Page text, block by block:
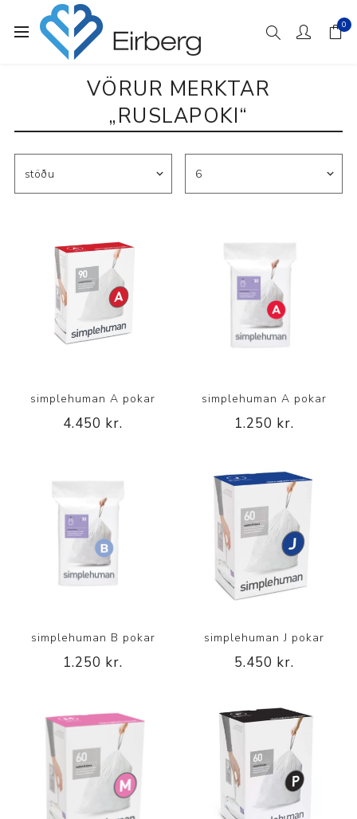
0
VÖRUR MERKTAR
„RUSLAPOKI“
simplehuman A pokar
4.450 kr.
simplehuman A pokar
1.250 kr.
simplehuman B pokar
1.250 kr.
simplehuman J pokar
5.450 kr.